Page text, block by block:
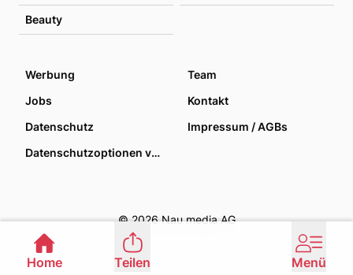
Beauty
Werbung
Team
Jobs
Kontakt
Datenschutz
Impressum / AGBs
Datenschutzoptionen verwalten
© 2026 Nau media AG
Home Teilen Menü